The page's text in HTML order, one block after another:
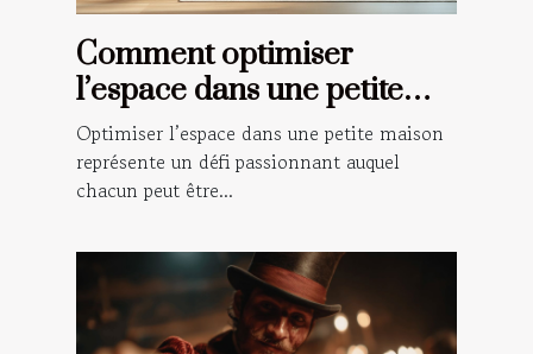
Comment optimiser
l’espace dans une petite
maison ?
Optimiser l’espace dans une petite maison
représente un défi passionnant auquel
chacun peut être...